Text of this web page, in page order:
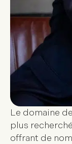
Le domaine
plus
offrant de